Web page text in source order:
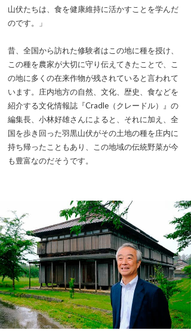
山伏たちは、食を健康維持に活かすことを学んだ
のです。」
昔、全国から訪れた修験者はこの地に種を授け、
この種を農家が大切に守り伝えてきたことで、こ
の地に多くの在来作物が残されていると言われて
います。庄内地方の自然、文化、歴史、食などを
紹介する文化情報誌『Cradle（クレードル）』の
編集長、小林好雄さんによると、それに加え、全
国を歩き回った羽黒山伏がその土地の種を庄内に
持ち帰ったこともあり、この地域の伝統野菜が今
も豊富なのだそうです。